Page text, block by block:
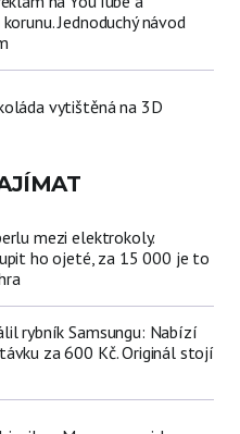
Jednoduchý návod
vytištěná na 3D
mezi elektrokoly.
ho ojeté, za 15 000 je to
rybník Samsungu: Nabízí
za 600 Kč. Originál stojí